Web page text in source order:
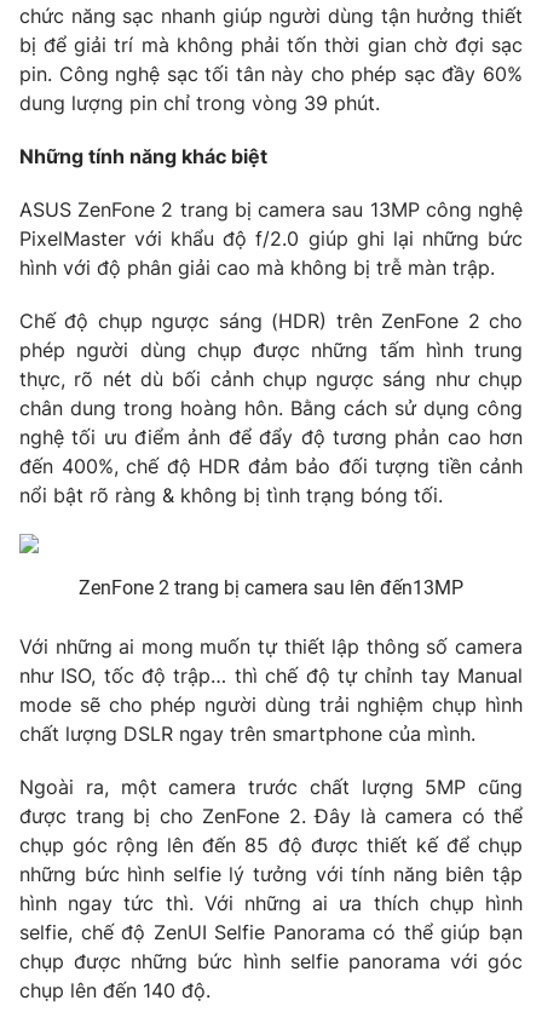
THỜI BÁO VTV
Cơ quan chủ quản:Đài Truyền hình Việt Nam
Cơ quan báo chí:Thời báo VTV
Giấy phép hoạt động báo in và báo điện tử số 483/GP-BTTTT
cấp ngày 29/12/2023
Tổng Biên tập: Vũ Thanh Thủy
Phó Tổng Biên tập: Nguyễn Thị Mỹ Hạnh, Phạm Quốc Thắng,
Nguyễn Trọng Ninh
Tổng đài VTV:024.38 355 931 - 024.38 355 932
Ðiện thoại Thời báo VTV:024.66 897 897
Email:
® Cấm sao chép dưới mọi hình thức nếu không có sự chấp
thuận bằng văn bản. Ghi rõ nguồn VTV.vn khi phát hành lại
thông tin từ website này.
chức năng sạc nhanh giúp người dùng tận hưởng thiết
bị để giải trí mà không phải tốn thời gian chờ đợi sạc
pin. Công nghệ sạc tối tân này cho phép sạc đầy 60%
dung lượng pin chỉ trong vòng 39 phút.
Những tính năng khác biệt
ASUS ZenFone 2 trang bị camera sau 13MP công nghệ
PixelMaster với khẩu độ f/2.0 giúp ghi lại những bức
hình với độ phân giải cao mà không bị trễ màn trập.
Chế độ chụp ngược sáng (HDR) trên ZenFone 2 cho
phép người dùng chụp được những tấm hình trung
thực, rõ nét dù bối cảnh chụp ngược sáng như chụp
chân dung trong hoàng hôn. Bằng cách sử dụng công
nghệ tối ưu điểm ảnh để đẩy độ tương phản cao hơn
đến 400%, chế độ HDR đảm bảo đối tượng tiền cảnh
nổi bật rõ ràng & không bị tình trạng bóng tối.
ZenFone 2 trang bị camera sau lên đến13MP
Với những ai mong muốn tự thiết lập thông số camera
như ISO, tốc độ trập… thì chế độ tự chỉnh tay Manual
mode sẽ cho phép người dùng trải nghiệm chụp hình
chất lượng DSLR ngay trên smartphone của mình.
Ngoài ra, một camera trước chất lượng 5MP cũng
được trang bị cho ZenFone 2. Đây là camera có thể
chụp góc rộng lên đến 85 độ được thiết kế để chụp
những bức hình selfie lý tưởng với tính năng biên tập
hình ngay tức thì. Với những ai ưa thích chụp hình
selfie, chế độ ZenUI Selfie Panorama có thể giúp bạn
chụp được những bức hình selfie panorama với góc
chụp lên đến 140 độ.